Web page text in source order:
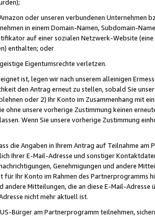
oder unseren verbundenen Unternehmen
in einem Domain-Namen, Subdomain-
auf einer sozialen Netzwerk-Website
enthalten; oder
Eigentumsrechte verletzen.
ist, legen wir nach unserem alleinigen
den Antrag erneut zu stellen, sobald Sie
oder 2) Ihr Konto im Zusammenhang mit
ohne unsere vorherige Zustimmung keinen
Wenn Sie unsere vorherige Zustimmung
die Angaben in Ihrem Antrag auf Teilnahme
Ihrer E-Mail-Adresse und sonstiger
Genehmigungen und andere
für Ihr Konto im Rahmen des Partnerprogramms
andere Mitteilungen, die an diese E-Mail-
nicht mehr aktuell ist.
Bürger am Partnerprogramm teilnehmen,